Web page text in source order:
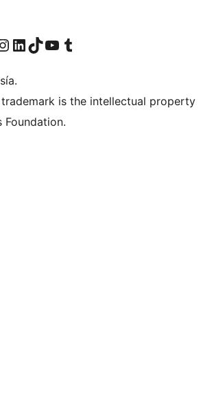
account
página de Facebook
nuestra cuenta de Instagram
Visit our LinkedIn account
Visit our TikTok account
Visit our YouTube channel
Visit our Tumblr account
trademark is the intellectual property
Foundation.